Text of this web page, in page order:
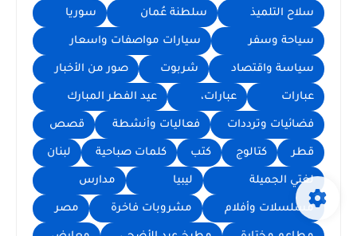
سلاح التلميذ سلطنة عُمان سوريا
سياحة وسفر سيارات مواصفات واسعار
سياسة واقتصاد شربوت صور من الأخبار
عبارات عبارات، عيد الفطر المبارك
فضائيات وترددات فعاليات وأنشطة قصص
قطر كتالوج كتب كلمات صباحية لبنان
لغتي الجميلة ليبيا مدارس
مسلسلات وأفلام مشروبات فاخرة مصر